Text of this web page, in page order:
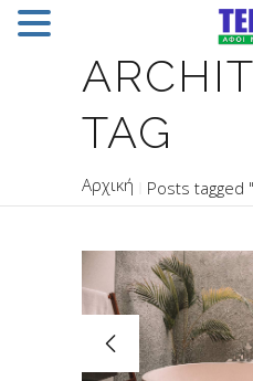
TAG
Posts tagged